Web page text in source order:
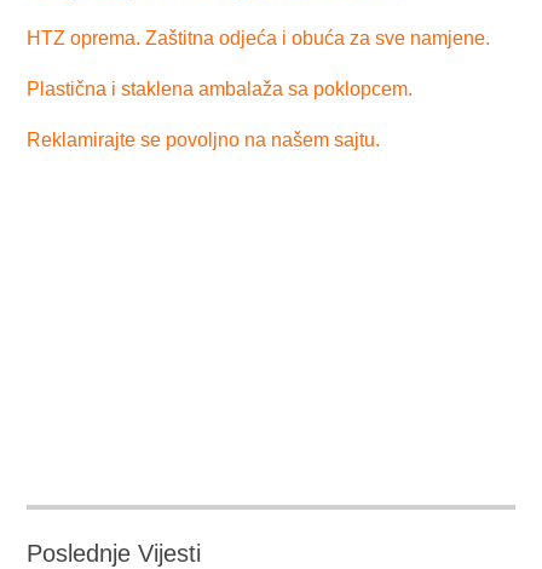
HTZ oprema. Zaštitna odjeća i obuća za sve namjene.
Plastična i staklena ambalaža sa poklopcem.
Reklamirajte se povoljno na našem sajtu.
Poslednje Vijesti